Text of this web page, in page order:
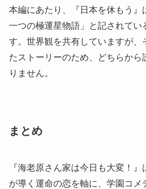
本編にあたり、『日本を休もう』
一つの極運星物語」と記されてい
す。世界観を共有していますが、
たストーリーのため、どちらから
りません。
まとめ
『海老原さん家は今日も大変！』
が導く運命の恋を軸に、学園コメ